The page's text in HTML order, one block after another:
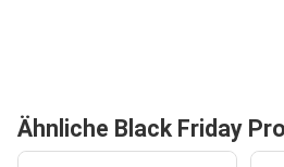
Ähnliche Black Friday